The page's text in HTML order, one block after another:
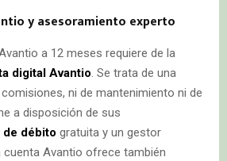
y asesoramiento experto
a 12 meses requiere de la
digital Avantio. Se trata de una
ni de mantenimiento ni de
a disposición de sus
de débito gratuita y un gestor
Avantio ofrece también